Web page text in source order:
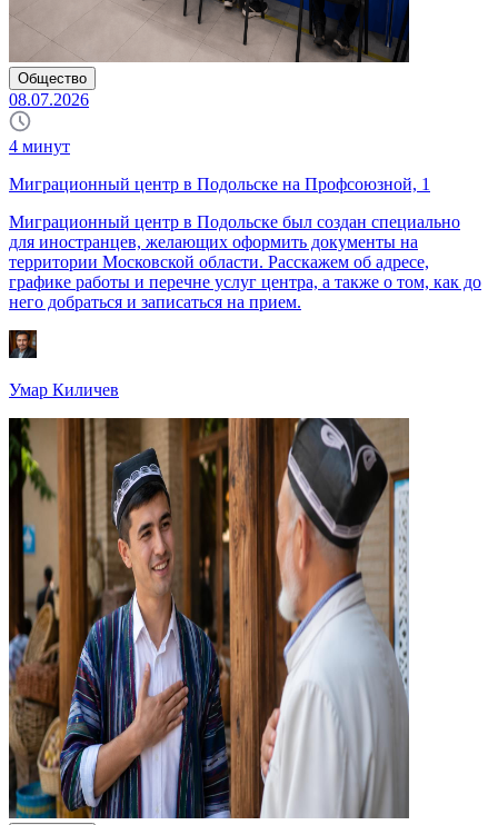
Общество
08.07.2026
4 минут
Миграционный центр в Подольске на Профсоюзной, 1
Миграционный центр в Подольске был создан специально
для иностранцев, желающих оформить документы на
территории Московской области. Расскажем об адресе,
графике работы и перечне услуг центра, а также о том, как до
него добраться и записаться на прием.
Умар Киличев